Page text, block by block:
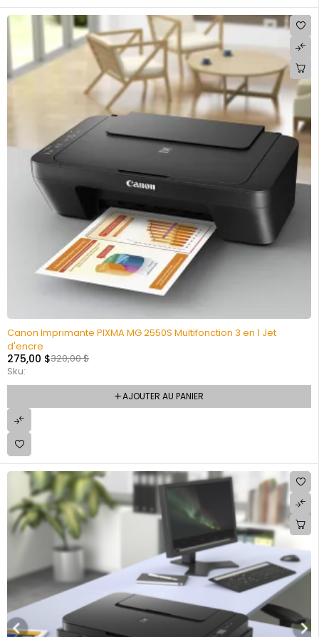
Canon Imprimante PIXMA MG 2550S Multifonction 3 en 1 Jet
d'encre
320,00$
275,00 $
Sku:
AJOUTER AU PANIER